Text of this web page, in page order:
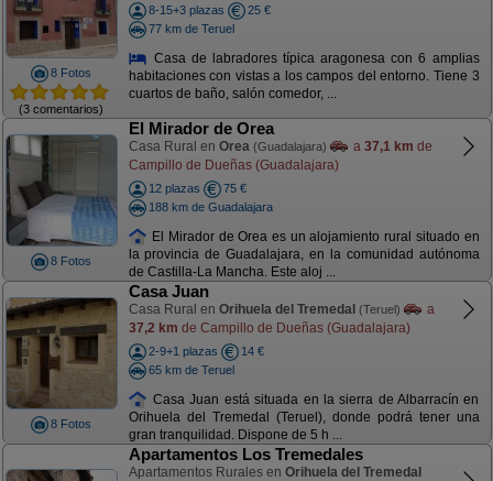
8 Fotos
(3 comentarios)
8-15+3 plazas
25 €
77 km de Teruel
Casa de labradores típica aragonesa con 6 amplias
habitaciones con vistas a los campos del entorno. Tiene 3
cuartos de baño, salón comedor, ...
8 Fotos
El Mirador de Orea
Casa Rural en Orea (Guadalajara) a 37,1 km de
Campillo de Dueñas (Guadalajara)
12 plazas
75 €
188 km de Guadalajara
El Mirador de Orea es un alojamiento rural situado en
la provincia de Guadalajara, en la comunidad autónoma
de Castilla-La Mancha. Este aloj ...
8 Fotos
Casa Juan
Casa Rural en Orihuela del Tremedal (Teruel)
a
37,2 km de Campillo de Dueñas (Guadalajara)
2-9+1 plazas
14 €
65 km de Teruel
Casa Juan está situada en la sierra de Albarracín en
Orihuela del Tremedal (Teruel), donde podrá tener una
gran tranquilidad. Dispone de 5 h ...
Apartamentos Los Tremedales
Apartamentos Rurales en Orihuela del Tremedal